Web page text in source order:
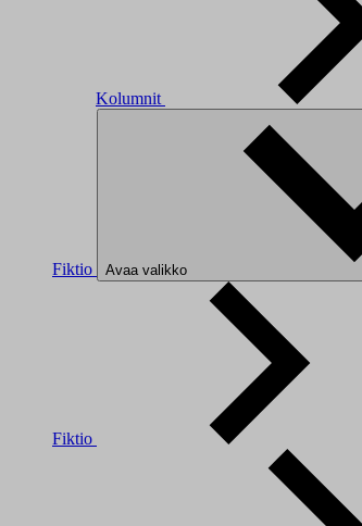
Kolumnit
Fiktio Avaa valikko
Fiktio